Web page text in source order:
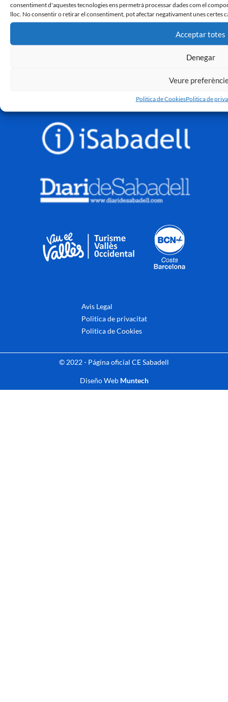
consentiment d'aquestes tecnologies ens permetrà processar dades com el
lloc. No consentir o retirar el consentiment, pot afectar negativament unes certes
Acceptar totes
Denegar
Veure
Politica de CookiesPolitica de
Avis Legal
Politica de privacitat
Politica de Cookies
© 2022 - Página oficial CE Sabadell
Diseño Web Muntech